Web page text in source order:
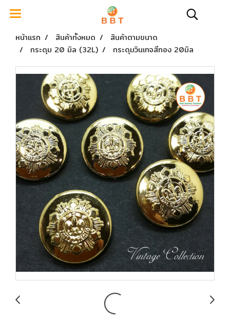
หน้าแรก สินค้าทั้งหมด
สินค้าตามขนาด
กระดุม 20 มิล (32L)
กระดุมวินเทจสีทอง 20มิล